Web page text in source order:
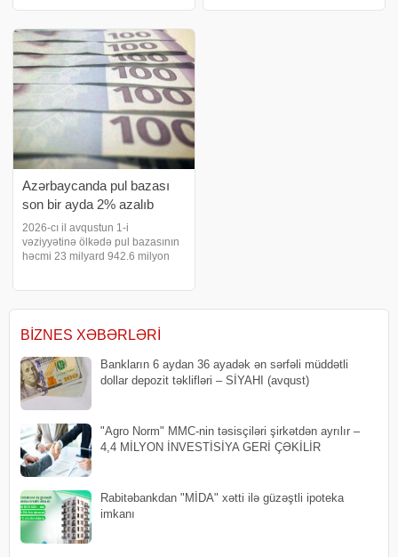
heyvandarlıq təsərrüfatına
inəklərin tələf olması üzrə sığorta
ödənişi həyata keçirib
​Azərbaycanda pul bazası
son bir ayda 2% azalıb
2026-cı il avqustun 1-i
vəziyyətinə ölkədə pul bazasının
həcmi 23 milyard 942.6 milyon
ayı ilə müqayisədə pul bazasında
1.8%-li
BIZNES XƏBƏRLƏRI
Bankların 6 aydan 36 ayadək ən sərfəli müddətli
dollar depozit təklifləri – SİYAHI (avqust)
"Agro Norm" MMC-nin təsisçiləri şirkətdən ayrılır –
4,4 MİLYON İNVESTİSİYA GERİ ÇƏKİLİR
Rabitəbankdan "MİDA" xətti ilə güzəştli ipoteka
imkanı